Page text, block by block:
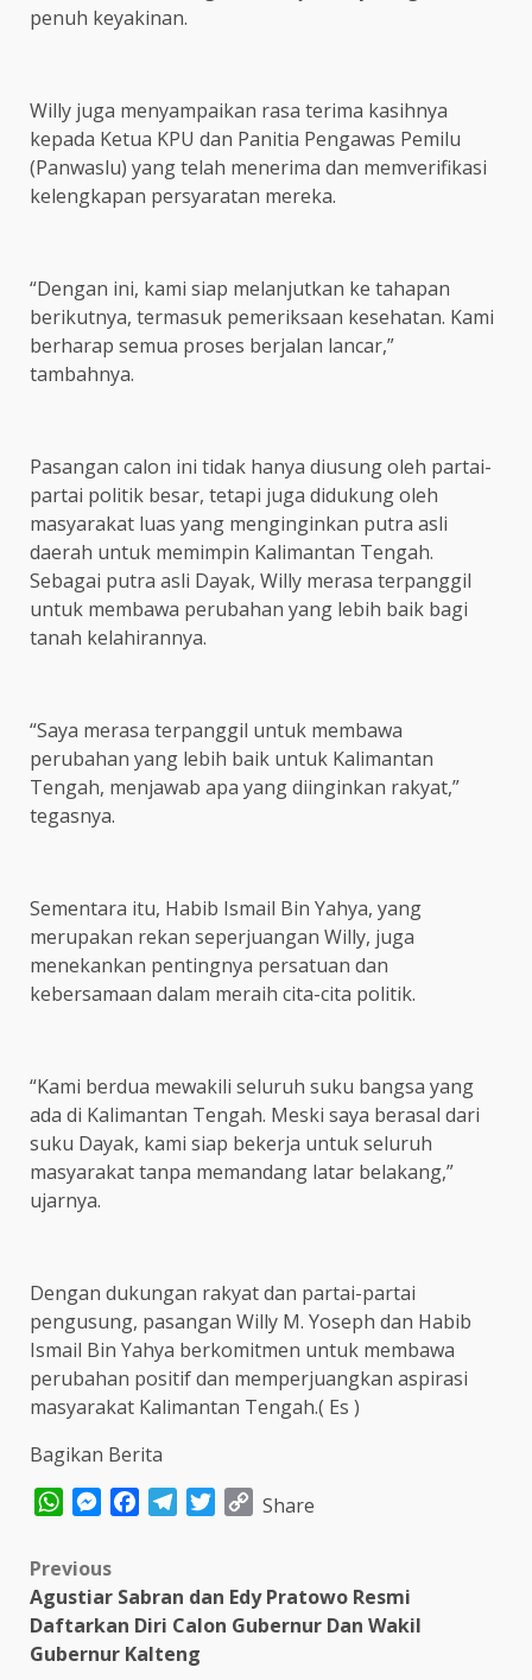
penuh keyakinan.
Willy juga menyampaikan rasa terima kasihnya
kepada Ketua KPU dan Panitia Pengawas Pemilu
(Panwaslu) yang telah menerima dan memverifikasi
kelengkapan persyaratan mereka.
“Dengan ini, kami siap melanjutkan ke tahapan
berikutnya, termasuk pemeriksaan kesehatan. Kami
berharap semua proses berjalan lancar,”
tambahnya.
Pasangan calon ini tidak hanya diusung oleh partai-
partai politik besar, tetapi juga didukung oleh
masyarakat luas yang menginginkan putra asli
daerah untuk memimpin Kalimantan Tengah.
Sebagai putra asli Dayak, Willy merasa terpanggil
untuk membawa perubahan yang lebih baik bagi
tanah kelahirannya.
“Saya merasa terpanggil untuk membawa
perubahan yang lebih baik untuk Kalimantan
Tengah, menjawab apa yang diinginkan rakyat,”
tegasnya.
Sementara itu, Habib Ismail Bin Yahya, yang
merupakan rekan seperjuangan Willy, juga
menekankan pentingnya persatuan dan
kebersamaan dalam meraih cita-cita politik.
“Kami berdua mewakili seluruh suku bangsa yang
ada di Kalimantan Tengah. Meski saya berasal dari
suku Dayak, kami siap bekerja untuk seluruh
masyarakat tanpa memandang latar belakang,”
ujarnya.
Dengan dukungan rakyat dan partai-partai
pengusung, pasangan Willy M. Yoseph dan Habib
Ismail Bin Yahya berkomitmen untuk membawa
perubahan positif dan memperjuangkan aspirasi
masyarakat Kalimantan Tengah.( Es )
Bagikan Berita
WhatsAppMessenger
FacebookTelegram
TwitterCopy
Share
Post
navigation
Previous
Agustiar Sabran dan Edy Pratowo Resmi
Daftarkan Diri Calon Gubernur Dan Wakil
Gubernur Kalteng